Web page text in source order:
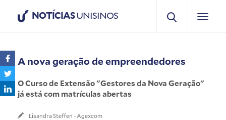
NOTÍCIASUNISINOS
A nova geração de empreendedores
O Curso de Extensão "Gestores da Nova Geração"
já está com matrículas abertas
Lisandra Steffen - Agexcom